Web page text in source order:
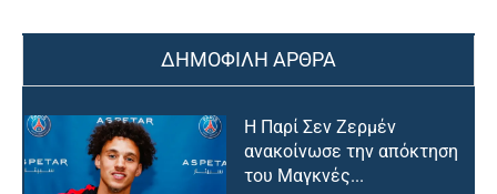
ΔΗΜΟΦΙΛΗ ΑΡΘΡΑ
Η Παρί Σεν Ζερμέν
ανακοίνωσε την απόκτηση
του Μαγκνές...